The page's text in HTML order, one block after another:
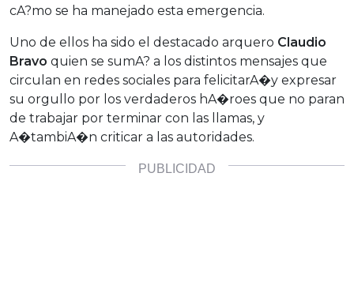
cA?mo se ha manejado esta emergencia.
Uno de ellos ha sido el destacado arquero Claudio
Bravo quien se sumA? a los distintos mensajes que
circulan en redes sociales para felicitarA�y expresar
su orgullo por los verdaderos hA�roes que no paran
de trabajar por terminar con las llamas, y
A�tambiA�n criticar a las autoridades.